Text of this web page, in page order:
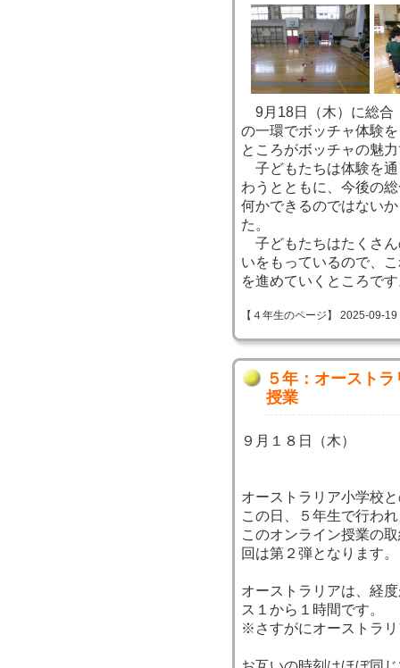
9月18日（木）に総合
の一環でボッチャ体験
ところがボッチャの魅
子どもたちは体験を通
わうとともに、今後の
何かできるのではない
た。
子どもたちはたくさん
いをもっているので、
を進めていくところで
【４年生のページ】 2025-09-
５年：オースト
授業
９月１８日（木）
オーストラリア小学校
この日、５年生で行わ
このオンライン授業の
回は第２弾となります。
オーストラリアは、経
ス１から１時間です。
※さすがにオーストラ